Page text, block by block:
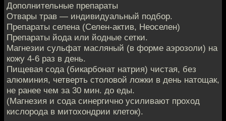
Дополнительные препараты
Отвары трав — индивидуальный подбор.
Препараты селена (Селен-актив, Неоселен)
Препараты йода или йодные сетки.
Магнезии сульфат масляный (в форме аэрозоли) на
кожу 4-6 раз в день.
Пищевая сода (бикарбонат натрия) чистая, без
алюминия, четверть столовой ложки в день натощак,
не ранее чем за 30 мин. до еды.
(Магнезия и сода синергично усиливают проход
кислорода в митохондрии клеток).